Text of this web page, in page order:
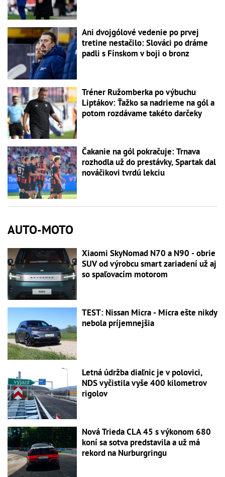
Ani dvojgólové vedenie po prvej
tretine nestačilo: Slováci po dráme
padli s Fínskom v boji o bronz
Tréner Ružomberka po výbuchu
Liptákov: Ťažko sa nadrieme na gól a
potom rozdávame takéto darčeky
Čakanie na gól pokračuje: Trnava
rozhodla už do prestávky, Spartak dal
nováčikovi tvrdú lekciu
AUTO-MOTO
Xiaomi SkyNomad N70 a N90 - obrie
SUV od výrobcu smart zariadení už aj
so spaľovacím motorom
TEST: Nissan Micra - Micra ešte nikdy
nebola príjemnejšia
Letná údržba diaľnic je v polovici,
NDS vyčistila vyše 400 kilometrov
rigolov
Nová Trieda CLA 45 s výkonom 680
koní sa sotva predstavila a už má
rekord na Nurburgringu